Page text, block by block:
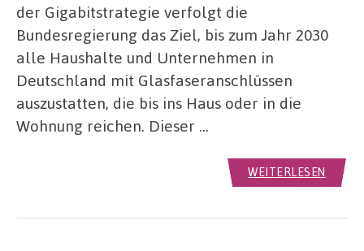
der Gigabitstrategie verfolgt die
Bundesregierung das Ziel, bis zum Jahr 2030
alle Haushalte und Unternehmen in
Deutschland mit Glasfaseranschlüssen
auszustatten, die bis ins Haus oder in die
Wohnung reichen. Dieser …
WEITERLESEN